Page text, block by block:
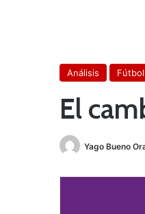
Análisis
El
Yago Bueno